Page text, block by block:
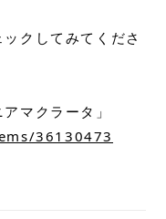
クしてみてくださ
マクラータ」
36130473